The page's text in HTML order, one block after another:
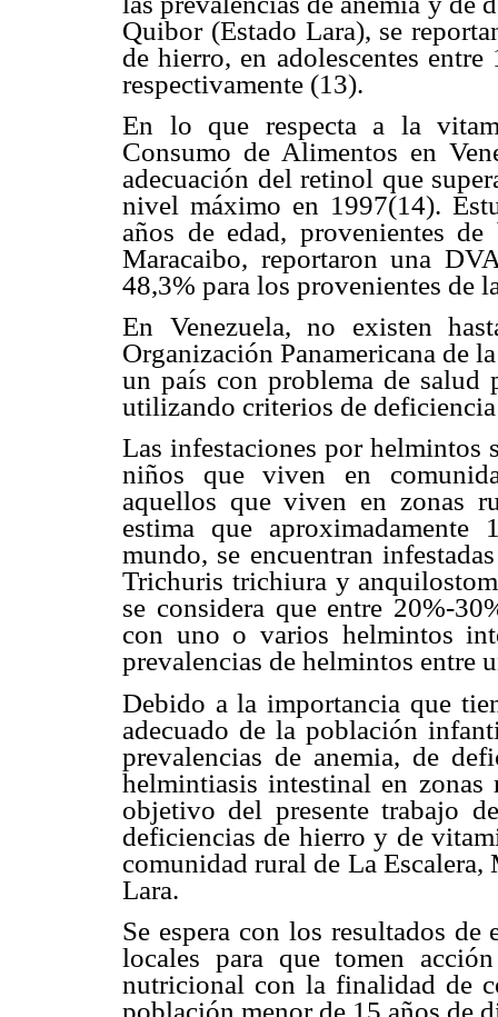
Quibor (Estado Lara), se
de hierro, en adolescentes
respectivamente (13).
En lo que respecta a la
Consumo de Alimentos en
adecuación del retinol que
nivel máximo en 1997(14).
años de edad, provenientes
Maracaibo, reportaron una
48,3% para los provenientes de
En Venezuela, no existen
Organización Panamericana de
un país con problema de
utilizando criterios de
Las infestaciones por helmintos
niños que viven en
aquellos que viven en zonas
estima que
mundo, se encuentran
Trichuris trichiura y
se considera que entre 20%-
con uno o varios helmintos
prevalencias de helmintos entre
Debido a la importancia que
adecuado de la población
prevalencias de anemia, de
helmintiasis intestinal en zonas
objetivo del presente trabajo
deficiencias de hierro y de
comunidad rural de La
Lara.
Se espera con los resultados
locales para que tomen
nutricional con la finalidad de
población menor de 15 años de